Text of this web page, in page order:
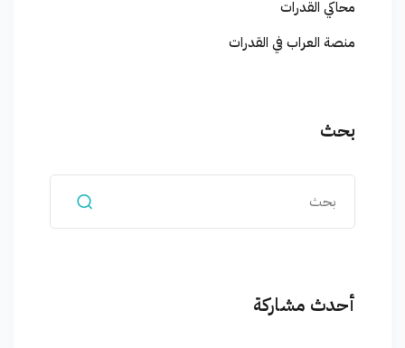
محاكي القدرات
منصة العراب في القدرات
بحث
أحدث مشاركة